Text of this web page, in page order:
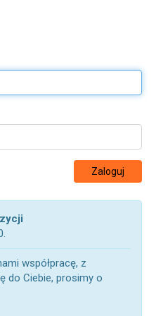
Zaloguj
współpracę, z
do Ciebie, prosimy o